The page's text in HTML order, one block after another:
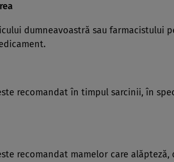
dumneavoastră sau farmacistului
recomandat în timpul sarcinii, în
recomandat mamelor care